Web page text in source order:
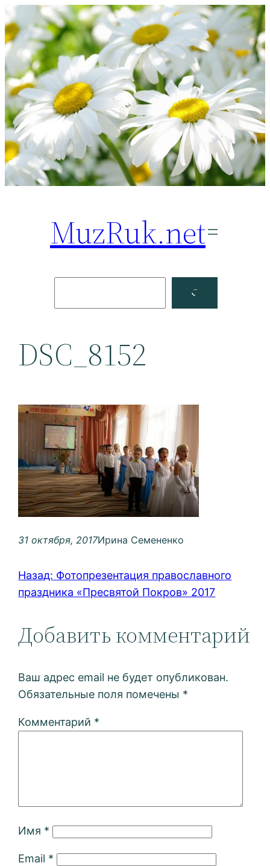
Перейти
к
содержимому
MuzRuk.net
Facebook
DSC_8152
31 октября, 2017Ирина Семененко
Назад: Фотопрезентация православного
праздника «Пресвятой Покров» 2017
Добавить комментарий
Ваш адрес email не будет опубликован.
Обязательные поля помечены *
Комментарий *
Имя *
Email *